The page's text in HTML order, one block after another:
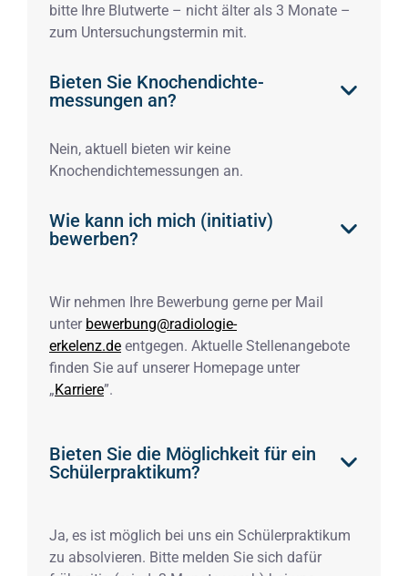
bitte Ihre Blutwerte – nicht älter als 3 Monate –
zum Untersuchungstermin mit.
Bieten Sie Knochen­dichte­
messungen an?
Nein, aktuell bieten wir keine
Knochendichtemessungen an.
Wie kann ich mich (initiativ)
bewerben?
Wir nehmen Ihre Bewerbung gerne per Mail
unter bewerbung@radiologie-
erkelenz.de entgegen. Aktuelle Stellenangebote
finden Sie auf unserer Homepage unter
„Karriere”.
Bieten Sie die Möglichkeit für ein
Schülerpraktikum?
Ja, es ist möglich bei uns ein Schülerpraktikum
zu absolvieren. Bitte melden Sie sich dafür